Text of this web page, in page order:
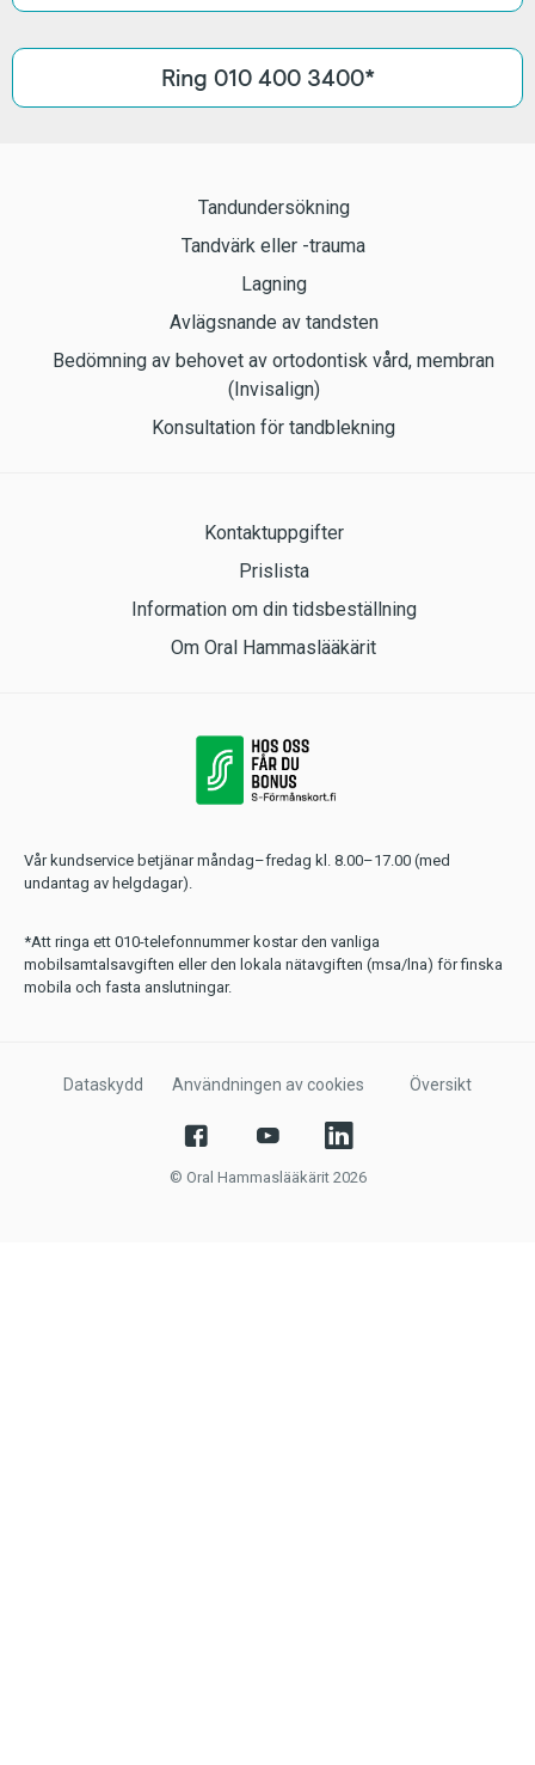
Ring 010 400 3400*
Tandundersökning
Tandvärk eller -trauma
Lagning
Avlägsnande av tandsten
Bedömning av behovet av ortodontisk vård, membran
(Invisalign)
Konsultation för tandblekning
Kontaktuppgifter
Prislista
Information om din tidsbeställning
Om Oral Hammaslääkärit
Vår kundservice betjänar måndag–fredag kl. 8.00–17.00 (med
undantag av helgdagar).
*Att ringa ett 010-telefonnummer kostar den vanliga
mobilsamtalsavgiften eller den lokala nätavgiften (msa/lna) för finska
mobila och fasta anslutningar.
Dataskydd Användningen av cookies Översikt
© Oral Hammaslääkärit 2026